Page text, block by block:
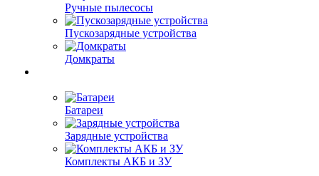
Ручные пылесосы
Пускозарядные устройства
Домкраты
Батареи
Зарядные устройства
Комплекты АКБ и ЗУ